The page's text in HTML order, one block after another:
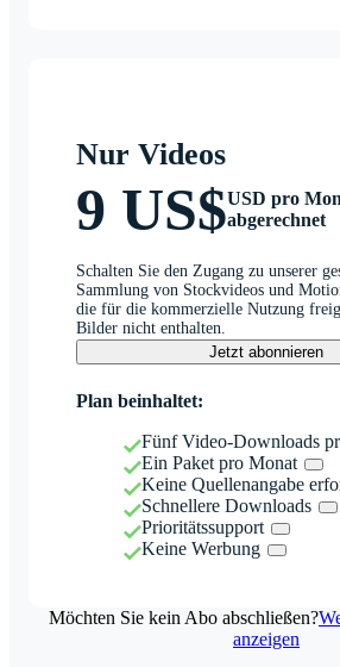
Nur Videos
9 US$USD pro
abgerechnet
Schalten Sie den Zugang zu unserer
Sammlung von Stockvideos und
die für die kommerzielle Nutzung
Bilder nicht enthalten.
Jetzt abonnieren
Plan beinhaltet:
Fünf Video-Downloads
Ein Paket pro Monat
Keine Quellenangabe
Schnellere Downloads
Prioritätssupport
Keine Werbung
Möchten Sie kein Abo abschließen?
anzeigen